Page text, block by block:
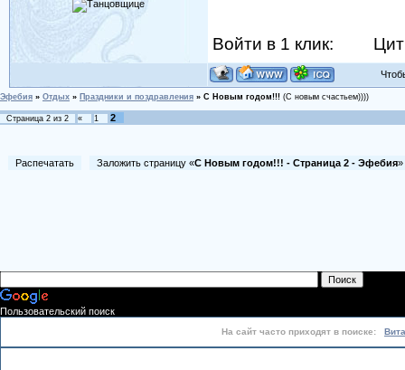
Войти в 1 клик:
Эфебия » Отдых » Праздники и поздравления » С Новым годом!!! (С новым счастьем))))
Страница 2 из 2 « 1 2
Распечатать Заложить страницу «С Новым годом!!! - Страница 2 - Эфебия
Пользовательский поиск
На сайт часто приходят в поиске: